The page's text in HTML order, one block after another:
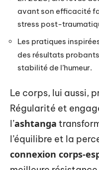
avant son efficacité
stress post-
Les pratiques
des résultats
stabilité de l’humeur.
Le corps, lui aussi,
Régularité et
l’ashtanga
l’équilibre et la
connexion corps-